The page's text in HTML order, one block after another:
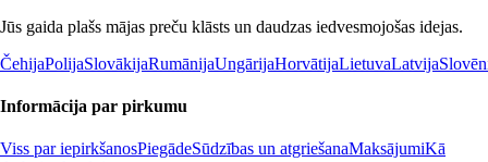
Jūs gaida plašs mājas preču klāsts un daudzas iedvesmojošas idejas.
ČehijaPolijaSlovākijaRumānijaUngārijaHorvātijaLietuvaLatvija
Informācija par pirkumu
Viss par iepirkšanosPiegādeSūdzības un atgriešanaMaksājumiKā